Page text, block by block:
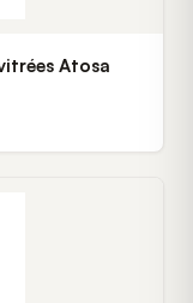
Atosa